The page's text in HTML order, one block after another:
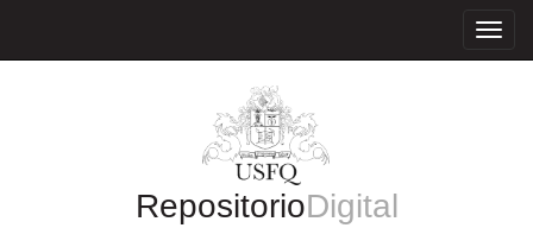
RepositorioDigital